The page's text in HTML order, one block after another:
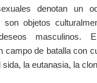
denotan un
objetos
masculinos.
campo de batalla con
la eutanasia, la